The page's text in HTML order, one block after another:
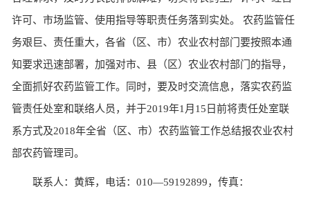
许可、市场监管、使用指导等职责任务落到实处。 农药监管任
务艰巨、责任重大，各省（区、市）农业农村部门要按照本通
知要求迅速部署，加强对市、县（区）农业农村部门的指导，
全面抓好农药监管工作。同时，要及时交流信息，落实农药监
管责任处室和联络人员，并于2019年1月15日前将责任处室联
系方式及2018年全省（区、市）农药监管工作总结报农业农村
部农药管理司。
联系人：黄辉，电话：010—59192899，传真：